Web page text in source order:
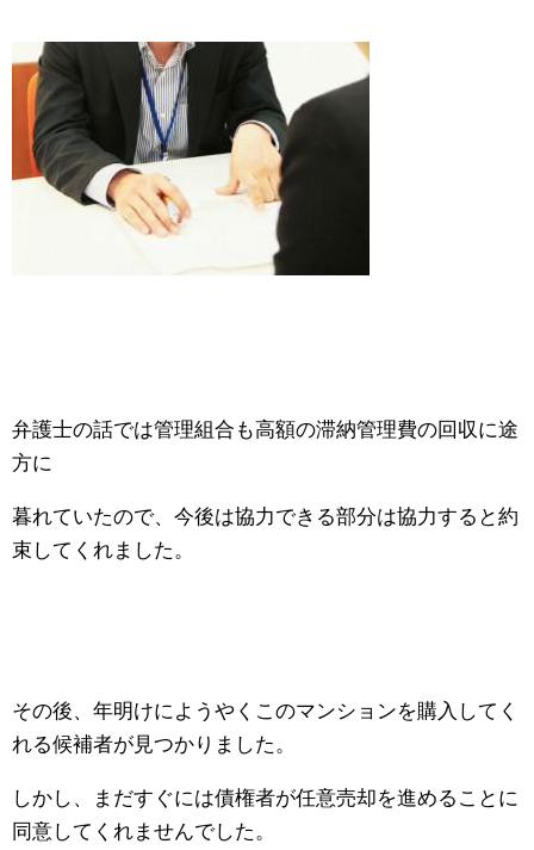
弁護士の話では管理組合も高額の滞納管理費の回収に途
方に
暮れていたので、今後は協力できる部分は協力すると約
束してくれました。
その後、年明けにようやくこのマンションを購入してく
れる候補者が見つかりました。
しかし、まだすぐには債権者が任意売却を進めることに
同意してくれませんでした。